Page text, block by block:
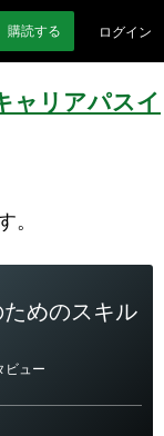
購読する ログイン
ャリアパスイ
。
めのスキル
ビュー